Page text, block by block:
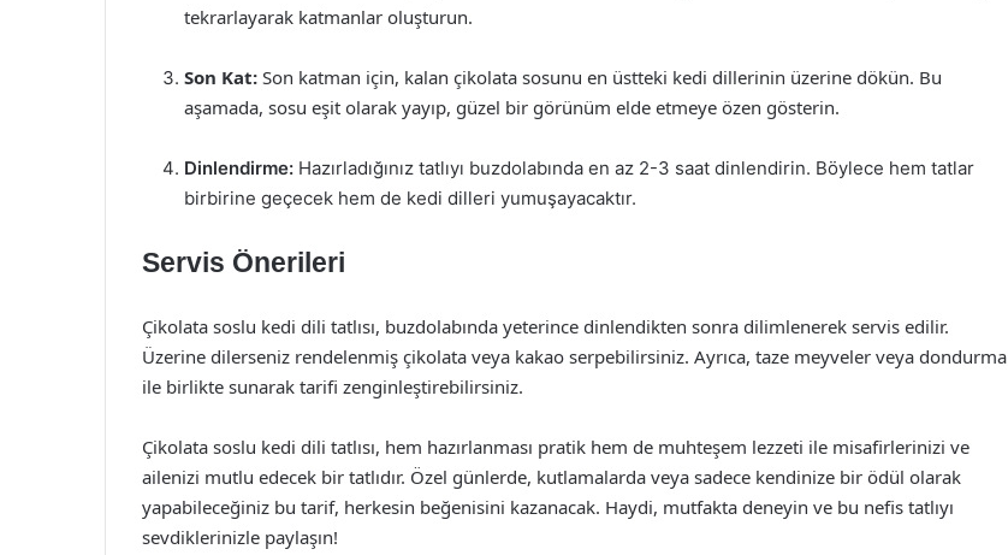
tekrarlayarak katmanlar oluşturun.
Son Kat: Son katman için, kalan çikolata sosunu en üstteki kedi dillerinin üzerine dökün. Bu
aşamada, sosu eşit olarak yayıp, güzel bir görünüm elde etmeye özen gösterin.
Dinlendirme: Hazırladığınız tatlıyı buzdolabında en az 2-3 saat dinlendirin. Böylece hem tatlar
birbirine geçecek hem de kedi dilleri yumuşayacaktır.
Servis Önerileri
Çikolata soslu kedi dili tatlısı, buzdolabında yeterince dinlendikten sonra dilimlenerek servis edilir.
Üzerine dilerseniz rendelenmiş çikolata veya kakao serpebilirsiniz. Ayrıca, taze meyveler veya dondurma
ile birlikte sunarak tarifi zenginleştirebilirsiniz.
Çikolata soslu kedi dili tatlısı, hem hazırlanması pratik hem de muhteşem lezzeti ile misafirlerinizi ve
ailenizi mutlu edecek bir tatlıdır. Özel günlerde, kutlamalarda veya sadece kendinize bir ödül olarak
yapabileceğiniz bu tarif, herkesin beğenisini kazanacak. Haydi, mutfakta deneyin ve bu nefis tatlıyı
sevdiklerinizle paylaşın!